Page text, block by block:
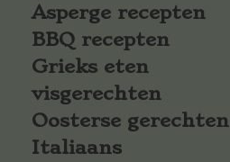
Asperge recepten
BBQ recepten
Grieks eten
visgerechten
Oosterse gerechten
Italiaans